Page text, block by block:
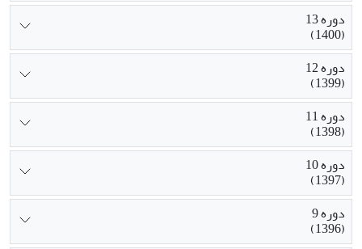
دوره 13
(1400)
دوره 12
(1399)
دوره 11
(1398)
دوره 10
(1397)
دوره 9
(1396)